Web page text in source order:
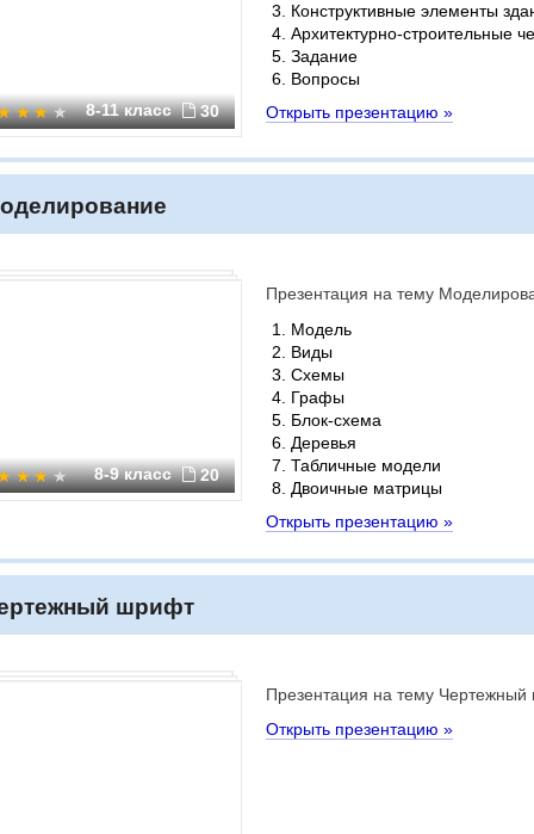
8-11 класс 30
Конструктивные элементы
Архитектурно-строительные
Задание
Вопросы
Открыть презентацию »
8-9 класс 20
Презентация на тему
Модель
Виды
Схемы
Графы
Блок-схема
Деревья
Табличные модели
Двоичные матрицы
Открыть презентацию »
шрифт
Презентация на тему
Открыть презентацию »